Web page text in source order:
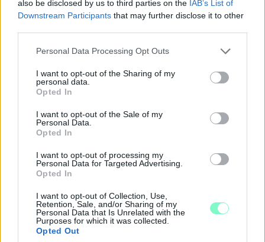
also be disclosed by us to third parties on the IAB’s List of
Downstream Participants that may further disclose it to other
Please note that this website/app uses one or more Google
not limited to your visit or usage behaviour. You may click to
grant or deny consent to Google and its third-party tags to
use your data for below specified purposes in below Google
consent section.
Personal Data Processing Opt Outs
I want to opt-out of the Sharing of my
personal data.
Opted In
I want to opt-out of the Sale of my
Personal Data.
Opted In
I want to opt-out of processing my
Personal Data for Targeted Advertising.
Opted In
I want to opt-out of Collection, Use,
Retention, Sale, and/or Sharing of my
Personal Data that Is Unrelated with the
Purposes for which it was collected.
Opted Out
MAGYAR PÉTER: 868 MILLIÁRD FORINTOS
BERUHÁZÁSI CSOMAGGAL ERŐSÍTIK